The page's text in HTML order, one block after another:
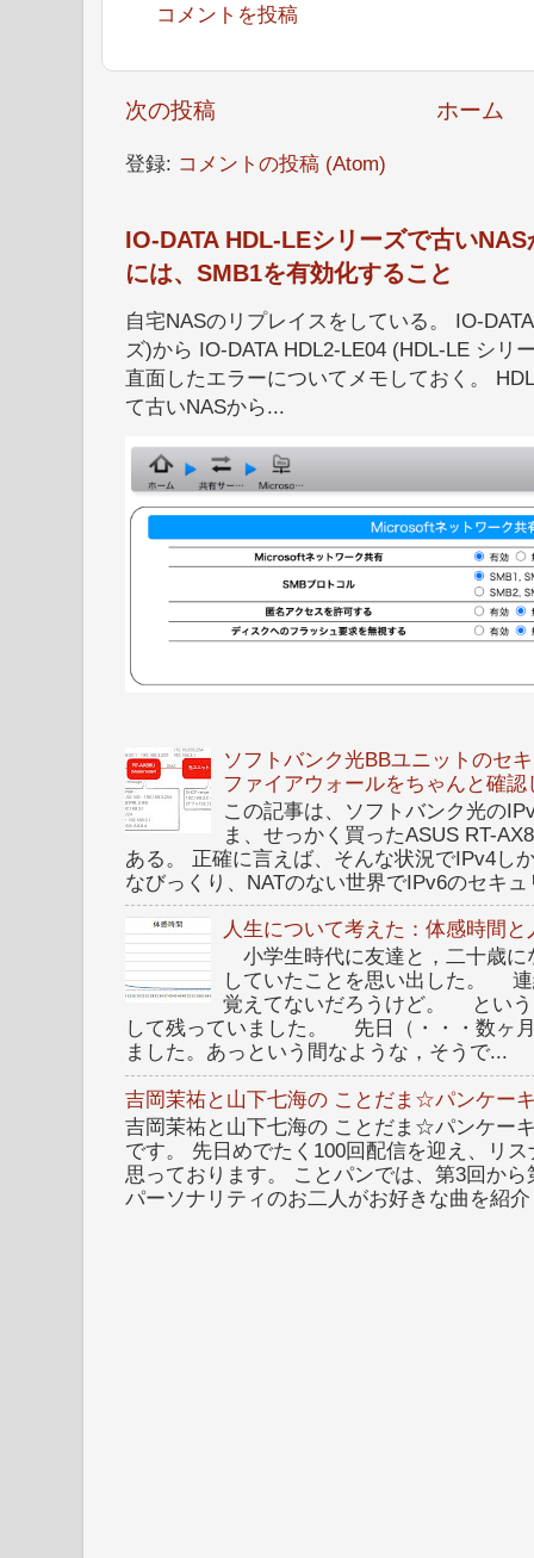
コメントを投稿
次の投稿 ホーム
登録: コメントの投稿 (Atom)
IO-DATA HDL-LEシリーズで古い
には、SMB1を有効化すること
自宅NASのリプレイスをしている。 IO-
ズ)から IO-DATA HDL2-LE04 (HDL-LE シリ
直面したエラーについてメモしておく。
て古いNASから...
ソフトバンク光BBユニットのセ
ファイアウォールをちゃんと確認
この記事は、ソフトバンク光の
ま、せっかく買ったASUS RT-
ある。 正確に言えば、そんな状況でIPv4し
なびっくり、NATのない世界でIPv6のセキ
人生について考えた：体感時間
小学生時代に友達と，二十歳に
していたことを思い出した。
覚えてないだろうけど。 という
して残っていました。 先日（・・・数ヶ
ました。あっという間なような，そうで...
吉岡茉祐と山下七海の ことだま☆パンケー
吉岡茉祐と山下七海の ことだま☆パンケー
です。 先日めでたく100回配信を迎え、リ
思っております。 ことパンでは、第3回か
パーソナリティのお二人がお好きな曲を紹